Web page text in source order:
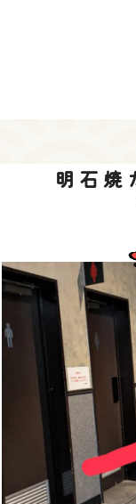
明石焼